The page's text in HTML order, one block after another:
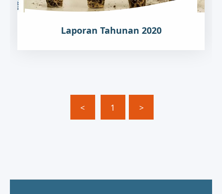
Laporan Tahunan 2020
< 1 >